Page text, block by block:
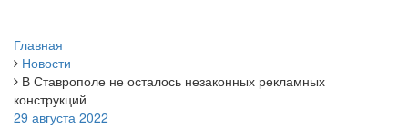
Главная
Новости
В Ставрополе не осталось незаконных рекламных
конструкций
29 августа 2022